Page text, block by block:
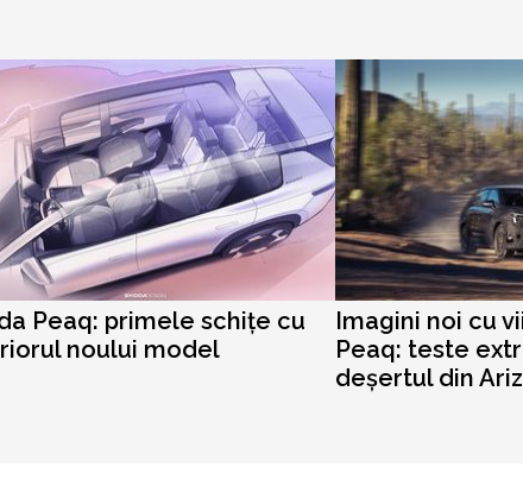
Peaq: primele schițe cu
noului model
Imagini noi cu
Peaq: teste
deșertul din